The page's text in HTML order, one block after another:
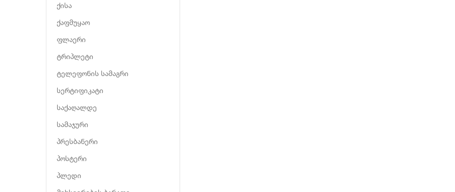
ქისა
ქაფმუყაო
ფლაერი
ტრიპლეტი
ტელეფონის სამაგრი
სერტიფიკატი
საქაღალდე
სამაჯური
პრესბანერი
პოსტერი
პლედი